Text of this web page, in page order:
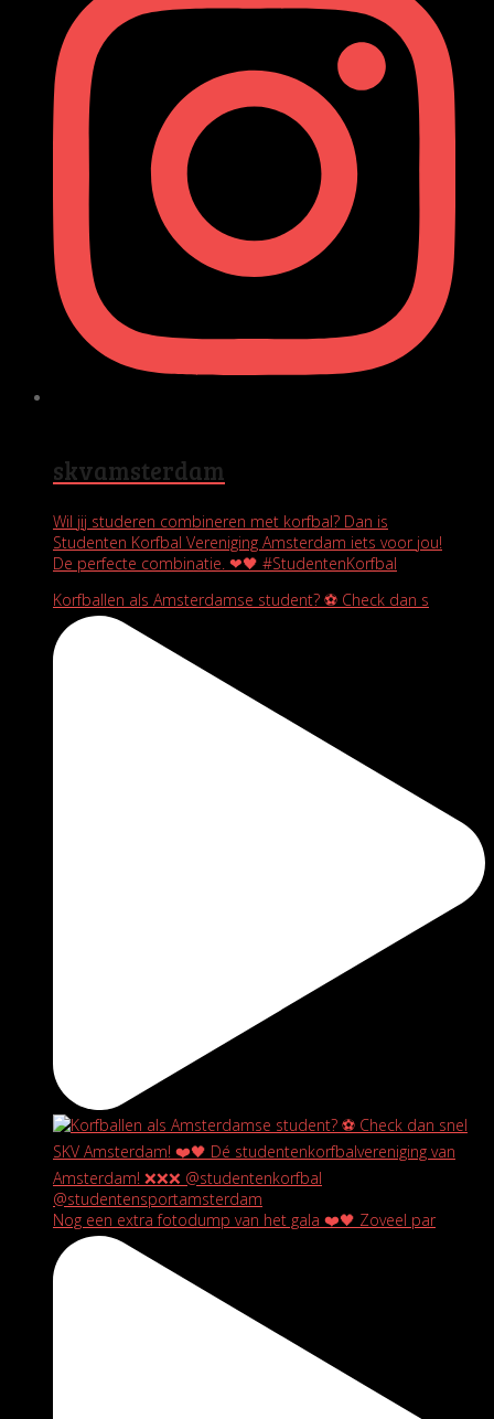
skvamsterdam
Wil jij studeren combineren met korfbal? Dan is
Studenten Korfbal Vereniging Amsterdam iets voor jou!
De perfecte combinatie. ❤🖤 #StudentenKorfbal
Korfballen als Amsterdamse student? ⚽️ Check dan s
Nog een extra fotodump van het gala ❤️🖤 Zoveel par